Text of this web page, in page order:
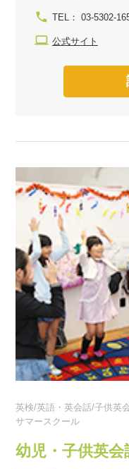
TEL： 03-5302-
公式サイト
英検/英語・英会話/子供英
サマースクール
幼児・子供英